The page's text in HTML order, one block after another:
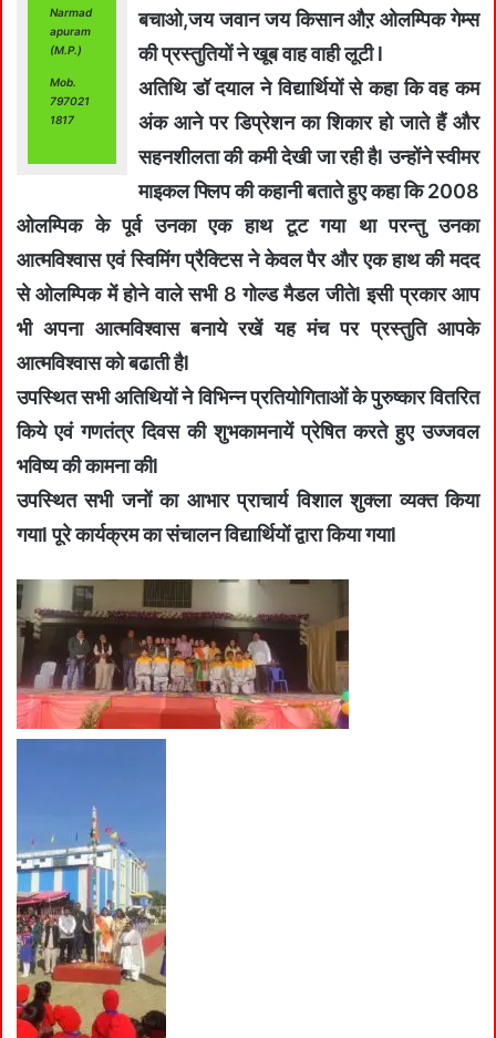
Narmad
apuram
(M.P.)
Mob.
797021
1817
बचाओ,जय जवान जय किसान औऱ ओलम्पिक गेम्स
की प्रस्तुतियों ने खूब वाह वाही लूटी l
अतिथि डॉ दयाल ने विद्यार्थियों से कहा कि वह कम
अंक आने पर डिप्रेशन का शिकार हो जाते हैं और
सहनशीलता की कमी देखी जा रही हैl उन्होंने स्वीमर
माइकल फ्लिप की कहानी बताते हुए कहा कि 2008
ओलम्पिक के पूर्व उनका एक हाथ टूट गया था परन्तु उनका
आत्मविश्वास एवं स्विमिंग प्रैक्टिस ने केवल पैर और एक हाथ की मदद
से ओलम्पिक में होने वाले सभी 8 गोल्ड मैडल जीतेl इसी प्रकार आप
भी अपना आत्मविश्वास बनाये रखें यह मंच पर प्रस्तुति आपके
आत्मविश्वास को बढाती हैl
उपस्थित सभी अतिथियों ने विभिन्न प्रतियोगिताओं के पुरुष्कार वितरित
किये एवं गणतंत्र दिवस की शुभकामनायें प्रेषित करते हुए उज्जवल
भविष्य की कामना कीl
उपस्थित सभी जनों का आभार प्राचार्य विशाल शुक्ला व्यक्त किया
गयाl पूरे कार्यक्रम का संचालन विद्यार्थियों द्वारा किया गयाl